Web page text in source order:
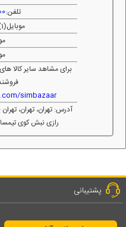
تلفن:
موبایل(1):
برای مشاهد سایر کالا
simbazaar
آدرس: تهران، تهران،
رازی نبش کوی تیمساری
پشتیبانی